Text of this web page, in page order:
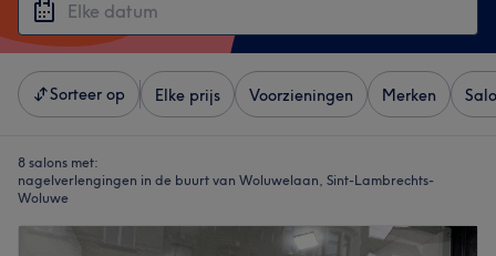
Sorteer op Elke prijs Voorzieningen Merken
8 salons met:
nagelverlengingen in de buurt van Woluwelaan, Sint-Lambrechts-
Woluwe